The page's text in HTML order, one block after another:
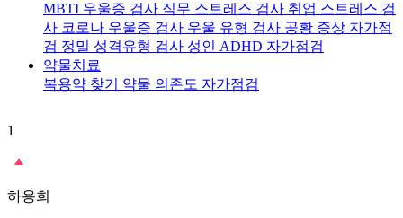
MBTI 우울증 검사 직무 스트레스 검사 취업 스트레스 검
사 코로나 우울증 검사 우울 유형 검사 공황 증상 자가점
검 정밀 성격유형 검사 성인 ADHD 자가점검
약물치료
복용약 찾기 약물 의존도 자가점검
1
하용희